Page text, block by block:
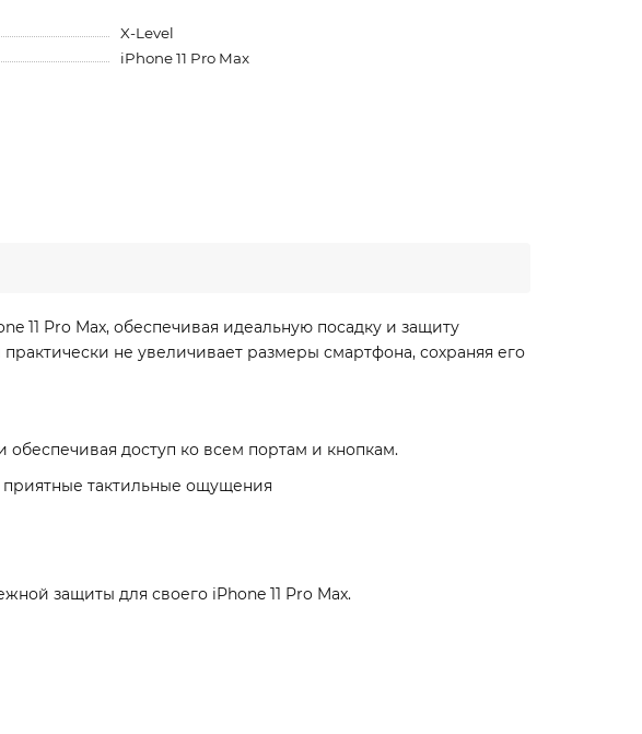
X-Level
iPhone 11 Pro Max
11 Pro Max, обеспечивая идеальную посадку и защиту
практически не увеличивает размеры смартфона, сохраняя его
обеспечивая доступ ко всем портам и кнопкам.
приятные тактильные ощущения
защиты для своего iPhone 11 Pro Max.